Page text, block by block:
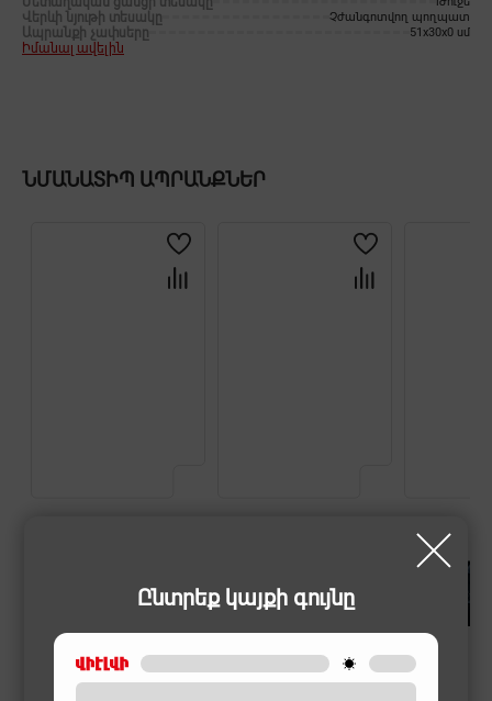
Ընտրեք կայքի գույնը
Վերևի նյութի տեսակը Չժանգոտվող պողպատ
Ապրանքի չափսերը 51x30x0 սմ
Իմանալ ավելին
ՆՄԱՆԱՏԻՊ ԱՊՐԱՆՔՆԵՐ